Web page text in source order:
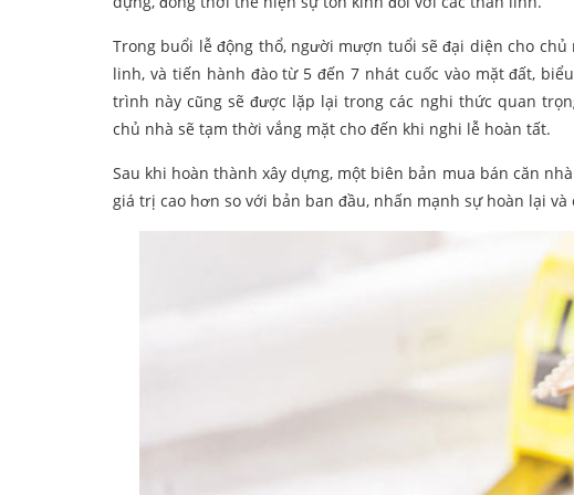
Trong buổi lễ động thổ, người mượn tuổi sẽ đại diện cho
linh, và tiến hành đào từ 5 đến 7 nhát cuốc vào mặt đất,
trình này cũng sẽ được lặp lại trong các nghi thức quan
chủ nhà sẽ tạm thời vắng mặt cho đến khi nghi lễ hoàn tất.
Sau khi hoàn thành xây dựng, một biên bản mua bán căn
giá trị cao hơn so với bản ban đầu, nhấn mạnh sự hoàn lại